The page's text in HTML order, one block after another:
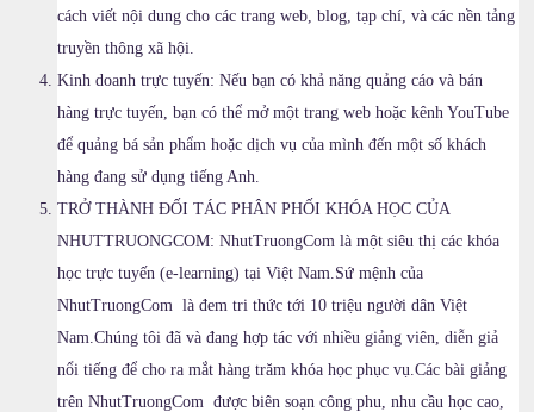
cách viết nội dung cho các trang web, blog, tạp chí, và các nền tảng
truyền thông xã hội.
Kinh doanh trực tuyến: Nếu bạn có khả năng quảng cáo và bán
hàng trực tuyến, bạn có thể mở một trang web hoặc kênh YouTube
để quảng bá sản phẩm hoặc dịch vụ của mình đến một số khách
hàng đang sử dụng tiếng Anh.
TRỞ THÀNH ĐỐI TÁC PHÂN PHỐI KHÓA HỌC CỦA
NHUTTRUONGCOM: NhutTruongCom là một siêu thị các khóa
học trực tuyến (e-learning) tại Việt Nam.Sứ mệnh của
NhutTruongCom là đem tri thức tới 10 triệu người dân Việt
Nam.Chúng tôi đã và đang hợp tác với nhiều giảng viên, diễn giả
nổi tiếng để cho ra mắt hàng trăm khóa học phục vụ.Các bài giảng
trên NhutTruongCom được biên soạn công phu, nhu cầu học cao,